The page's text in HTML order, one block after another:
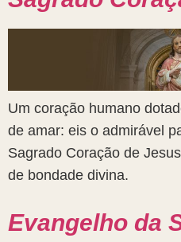
Um coração humano
de amar: eis o admirável
Sagrado Coração de
de bondade divina.
Evangelho da